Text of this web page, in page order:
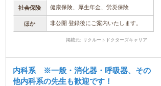
社会保険 健康保険、厚生年金、労災保険
ほか 非公開 登録後にご案内いたします。
掲載元: リクルートドクターズキャリア
内科系 ※一般・消化器・呼吸器、その
他内科系の先生も歓迎です！